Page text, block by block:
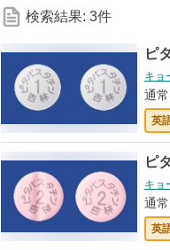
な
検
索
条
件
検索結果: 3件
ピ
キョ
通
英
ピ
キョ
通
英